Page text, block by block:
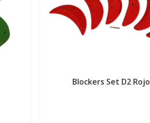
Blockers Set D2 Rojo